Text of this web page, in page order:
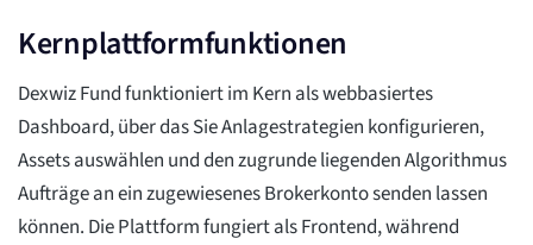
Kernplattformfunktionen
Dexwiz Fund funktioniert im Kern als webbasiertes
Dashboard, über das Sie Anlagestrategien konfigurieren,
Assets auswählen und den zugrunde liegenden Algorithmus
Aufträge an ein zugewiesenes Brokerkonto senden lassen
können. Die Plattform fungiert als Frontend, während